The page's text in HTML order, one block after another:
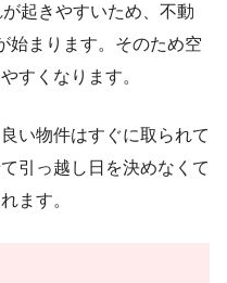
起きやすいため、不動
始まります。そのため空
すくなります。
い物件はすぐに取られて
引っ越し日を決めなくて
ます。